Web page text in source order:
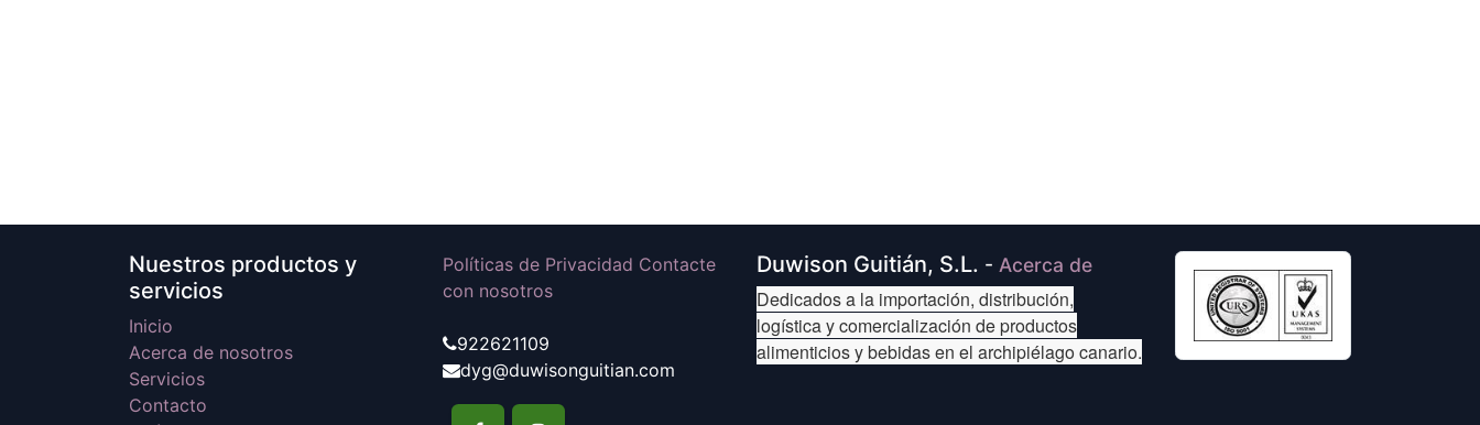
Nuestros productos y
servicios
Inicio
Acerca de nosotros
Servicios
Contacto
Políticas de Privacidad Contacte
con nosotros
922621109
dyg@duwisonguitian.com
Duwison Guitián, S.L. - Acerca de
Dedicados a la importación, distribución,
logística y comercialización de productos
alimenticios y bebidas en el archipiélago canario.